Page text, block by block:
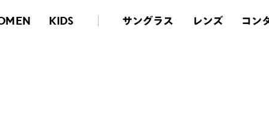
KIDS サングラス レンズ コン